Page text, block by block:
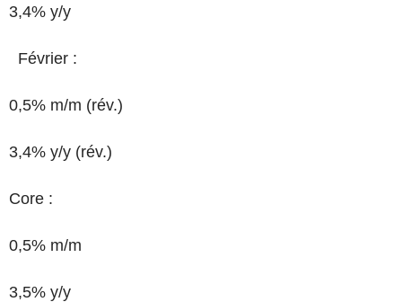
3,4% y/y
Février :
0,5% m/m (rév.)
3,4% y/y (rév.)
Core :
0,5% m/m
3,5% y/y